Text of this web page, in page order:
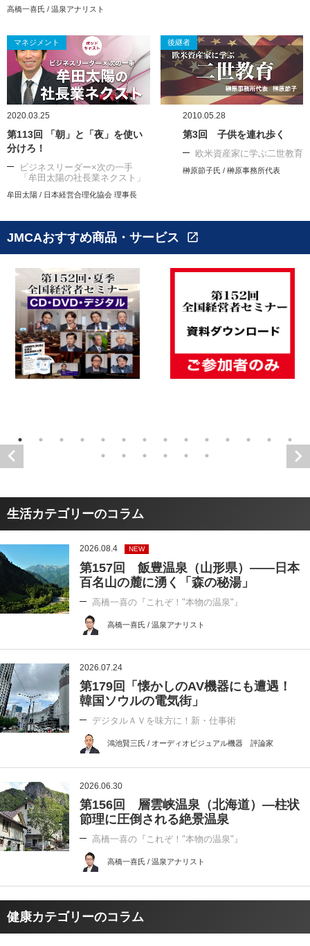
高橋一喜氏 / 温泉アナリスト
マネジメント
2020.03.25
第113回 「朝」と「夜」を使い
分けろ！
ビジネスリーダー×次の一手
「牟田太陽の社長業ネクスト」
牟田太陽 / 日本経営合理化協会 理事長
後継者
2010.05.28
第3回 子供を連れ歩く
欧米資産家に学ぶ二世教育
榊原節子氏 / 榊原事務所代表
JMCAおすすめ商品・サービス open_in_new
生活カテゴリーのコラム
2026.08.4 NEW
第157回 飯豊温泉（山形県）――日本
百名山の麓に湧く「森の秘湯」
高橋一喜の『これぞ！"本物の温泉"』
高橋一喜氏 / 温泉アナリスト
2026.07.24
第179回「懐かしのAV機器にも遭遇！
韓国ソウルの電気街」
デジタルＡＶを味方に！新・仕事術
鴻池賢三氏 / オーディオビジュアル機器 評論家
2026.06.30
第156回 層雲峡温泉（北海道）―柱状
節理に圧倒される絶景温泉
高橋一喜の『これぞ！"本物の温泉"』
高橋一喜氏 / 温泉アナリスト
健康カテゴリーのコラム